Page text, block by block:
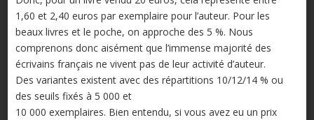
1,60 et 2,40 euros par exemplaire pour l’auteur. Pour les
beaux livres et le poche, on approche des 5 %. Nous
comprenons donc aisément que l’immense majorité des
écrivains français ne vivent pas de leur activité d’auteur.
Des variantes existent avec des répartitions 10/12/14 % ou
des seuils fixés à 5 000 et
10 000 exemplaires. Bien entendu, si vous avez eu un prix